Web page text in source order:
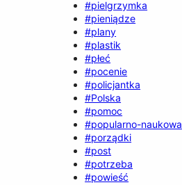
#pielgrzymka
#pieniądze
#plany
#plastik
#płeć
#pocenie
#policjantka
#Polska
#pomoc
#popularno-naukowa
#porządki
#post
#potrzeba
#powieść